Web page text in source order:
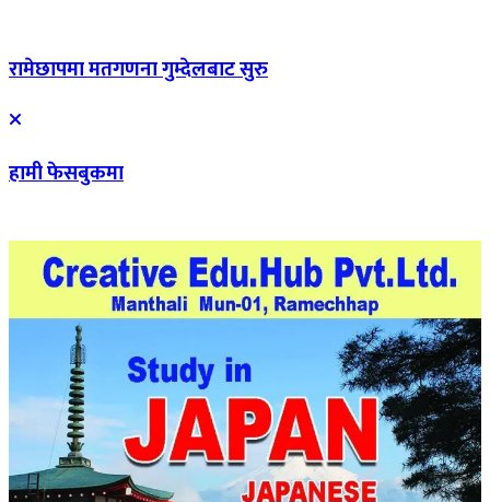
रामेछापमा मतगणना गुम्देलबाट सुरु
हामी फेसबुकमा